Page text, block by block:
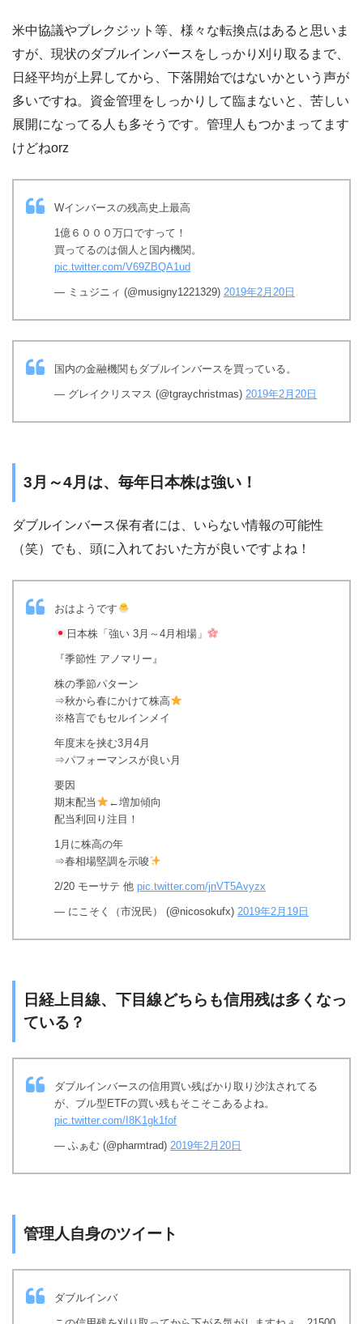
米中協議やブレクジット等、様々な転換点はあると思いま
すが、現状のダブルインバースをしっかり刈り取るまで、
日経平均が上昇してから、下落開始ではないかという声が
多いですね。資金管理をしっかりして臨まないと、苦しい
展開になってる人も多そうです。管理人もつかまってます
けどねorz
Wインバースの残高史上最高
1億６０００万口ですって！
買ってるのは個人と国内機関。
pic.twitter.com/V69ZBQA1ud
— ミュジニィ (@musigny1221329) 2019年2月20日
国内の金融機関もダブルインバースを買っている。
— グレイクリスマス (@tgraychristmas) 2019年2月20日
3月～4月は、毎年日本株は強い！
ダブルインバース保有者には、いらない情報の可能性
（笑）でも、頭に入れておいた方が良いですよね！
おはようです
日本株「強い 3月～4月相場」
『季節性 アノマリー』
株の季節パターン
⇒秋から春にかけて株高
※格言でもセルインメイ
年度末を挟む3月4月
⇒パフォーマンスが良い月
要因
期末配当
←増加傾向
配当利回り注目！
1月に株高の年
⇒春相場堅調を示唆
2/20 モーサテ 他 pic.twitter.com/jnVT5Avyzx
— にこそく（市況民） (@nicosokufx) 2019年2月19日
日経上目線、下目線どちらも信用残は多くなっ
ている？
ダブルインバースの信用買い残ばかり取り沙汰されてる
が、ブル型ETFの買い残もそこそこあるよね。
pic.twitter.com/I8K1gk1fof
— ふぁむ (@pharmtrad) 2019年2月20日
管理人自身のツイート
ダブルインバ